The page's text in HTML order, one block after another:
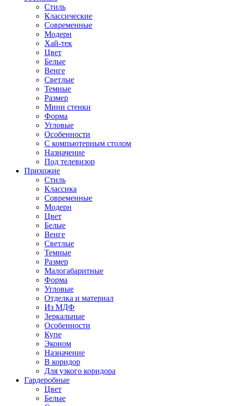
Стиль
Классические
Современные
Модерн
Хай-тек
Цвет
Белые
Венге
Светлые
Темные
Размер
Мини стенки
Форма
Угловые
Особенности
С компьютерным столом
Назначение
Под телевизор
Прихожие
Стиль
Классика
Современные
Модерн
Цвет
Белые
Венге
Светлые
Темные
Размер
Малогабаритные
Форма
Угловые
Отделка и материал
Из МДФ
Зеркальные
Особенности
Купе
Эконом
Назначение
В коридор
Для узкого коридора
Гардеробные
Цвет
Белые